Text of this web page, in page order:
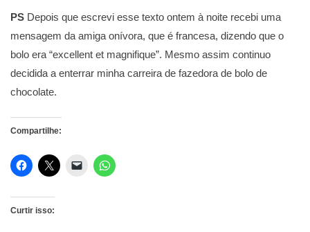
PS Depois que escrevi esse texto ontem à noite recebi uma
mensagem da amiga onívora, que é francesa, dizendo que o
bolo era “excellent et magnifique”. Mesmo assim continuo
decidida a enterrar minha carreira de fazedora de bolo de
chocolate.
Compartilhe:
Curtir isso: